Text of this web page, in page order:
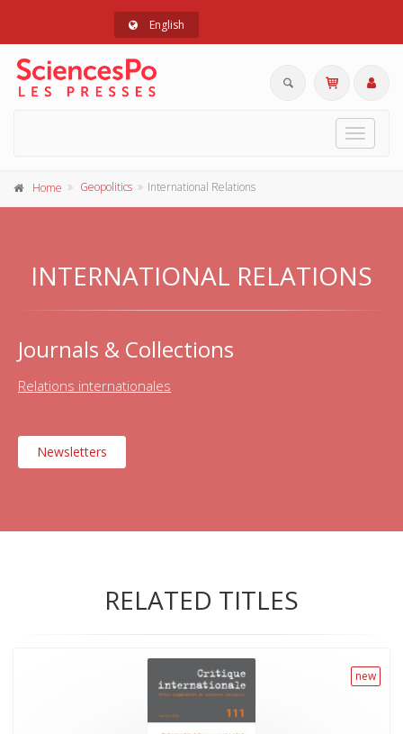
English
Toggle
Home Geopolitics International Relations
INTERNATIONAL RELATIONS
Journals & Collections
Relations internationales
Newsletters
RELATED TITLES
new